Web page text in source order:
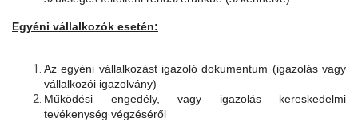
Egyéni vállalkozók esetén:
Az egyéni vállalkozást igazoló dokumentum (igazolás vagy
vállalkozói igazolvány)
Működési engedély, vagy igazolás kereskedelmi
tevékenység végzéséről